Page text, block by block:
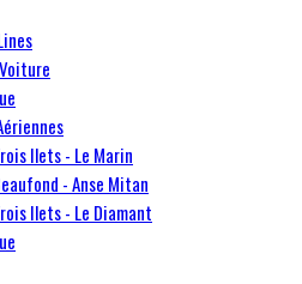
Ilets - Le Marin
- Anse Mitan
Ilets - Le Diamant